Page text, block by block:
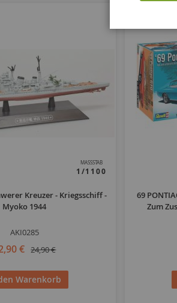
MASSSTAB
1/1100
Kreuzer - Kriegsschiff -
Myoko 1944
AKI0285
€ 24,90 €
Warenkorb
69
Zum